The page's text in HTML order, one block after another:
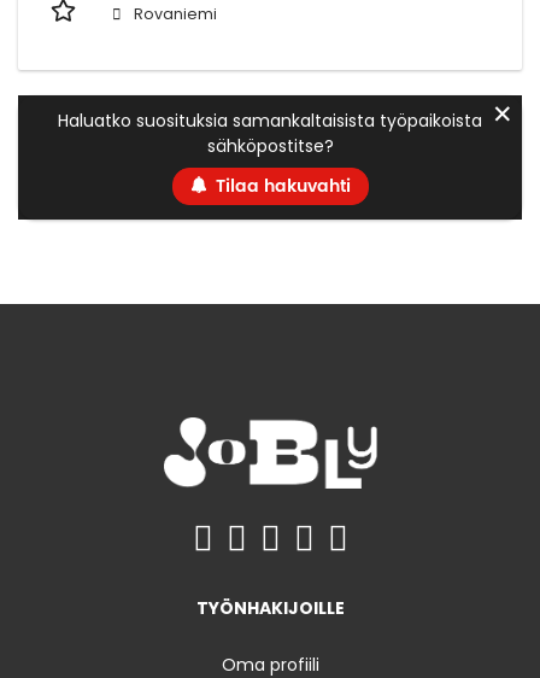
Rovaniemi
Haluatko suosituksia samankaltaisista työpaikoista
sähköpostitse?
Tilaa hakuvahti
✕
TYÖNHAKIJOILLE
Oma profiili